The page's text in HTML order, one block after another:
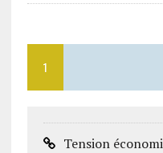
1
Tension